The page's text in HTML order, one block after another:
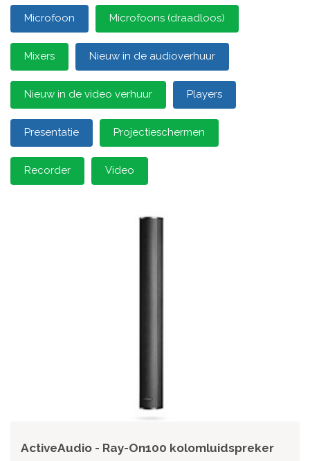
Microfoon Microfoons (draadloos)
Mixers Nieuw in de audioverhuur
Nieuw in de video verhuur Players
Presentatie Projectieschermen
Recorder Video
ActiveAudio - Ray-On100 kolomluidspreker